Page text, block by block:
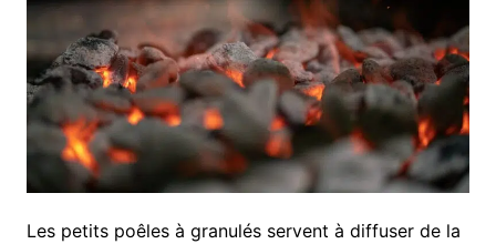
Les petits poêles à granulés servent à diffuser de la